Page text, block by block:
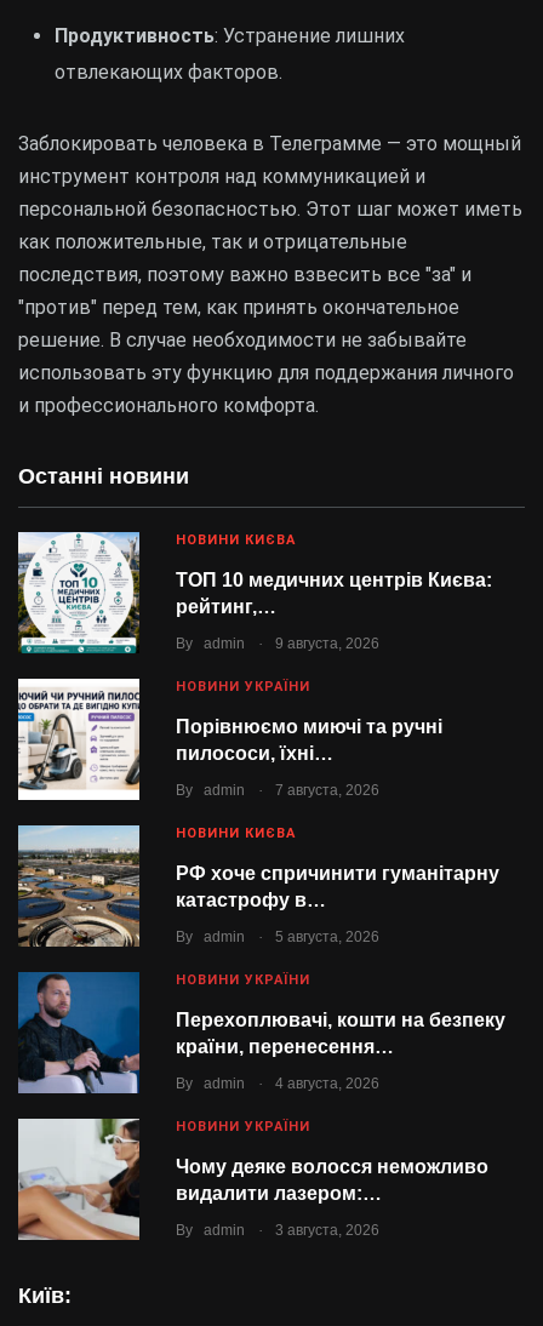
Останні новини
НОВИНИ КИЄВА
ТОП 10 медичних центрів Києва:
рейтинг,…
By admin . 9 августа, 2026
НОВИНИ УКРАЇНИ
Порівнюємо миючі та ручні
пилососи, їхні…
By admin . 7 августа, 2026
НОВИНИ КИЄВА
РФ хоче спричинити гуманітарну
катастрофу в…
By admin . 5 августа, 2026
НОВИНИ УКРАЇНИ
Перехоплювачі, кошти на безпеку
країни, перенесення…
By admin . 4 августа, 2026
НОВИНИ УКРАЇНИ
Чому деяке волосся неможливо
видалити лазером:…
By admin . 3 августа, 2026
Київ:
Продуктивность: Устранение лишних
отвлекающих факторов.
Заблокировать человека в Телеграмме — это мощный
инструмент контроля над коммуникацией и
персональной безопасностью. Этот шаг может иметь
как положительные, так и отрицательные
последствия, поэтому важно взвесить все "за" и
"против" перед тем, как принять окончательное
решение. В случае необходимости не забывайте
использовать эту функцию для поддержания личного
и профессионального комфорта.